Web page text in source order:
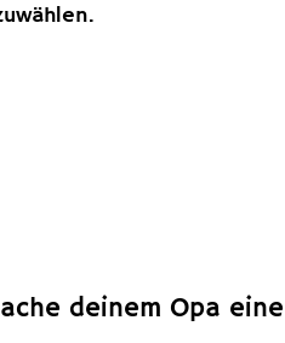
deinem Opa